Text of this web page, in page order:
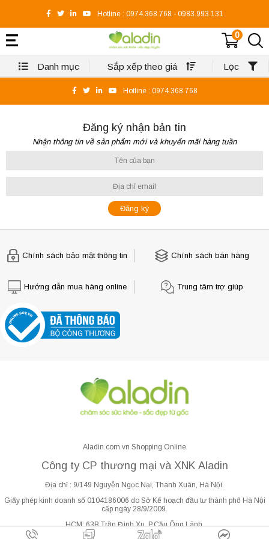
Hotline : 0974.368.768 - 0983.993.131
0
Danh mục Sắp xếp theo giá Lọc
Hotline : 0974.368.768
Đăng ký nhận bản tin
Nhận thông tin về sản phẩm mới và khuyến mãi hàng tuần
Chính sách bảo mật thông tin Chính sách bán hàng
Hướng dẫn mua hàng online Trung tâm trợ giúp
Aladin.com.vn Shopping Online
Công ty CP thương mại và XNK Aladin
Địa chỉ : 9/149 Nguyễn Ngọc Nại, Thanh Xuân, Hà Nội.
Giấy phép kinh doanh số 0104186006 do Sở Kế hoạch đầu tư thành phố Hà Nội
cấp ngày 28/9/2009.
HCM: 63B Trần Đình Xu, P.Cầu Ông Lãnh.